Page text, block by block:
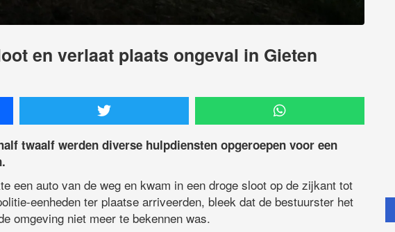
en verlaat plaats ongeval in Gieten
twaalf werden diverse hulpdiensten opgeroepen voor een
een auto van de weg en kwam in een droge sloot op de zijkant tot
eenheden ter plaatse arriveerden, bleek dat de bestuurster het
omgeving niet meer te bekennen was.